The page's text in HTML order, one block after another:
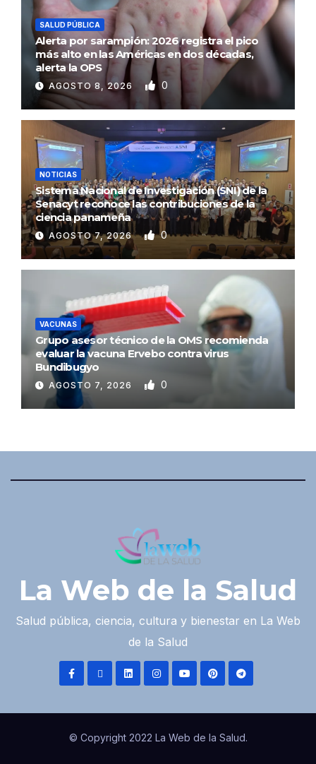
SALUD PÚBLICA
Alerta por sarampión: 2026 registra el pico
más alto en las Américas en dos décadas,
alerta la OPS
AGOSTO 8, 2026 0
NOTICIAS
Sistema Nacional de Investigación (SNI) de la
Senacyt reconoce las contribuciones de la
ciencia panameña
AGOSTO 7, 2026 0
VACUNAS
Grupo asesor técnico de la OMS recomienda
evaluar la vacuna Ervebo contra virus
Bundibugyo
AGOSTO 7, 2026 0
La Web de la Salud
Salud pública, ciencia, cultura y bienestar en La Web
de la Salud
© Copyright 2022 La Web de la Salud.